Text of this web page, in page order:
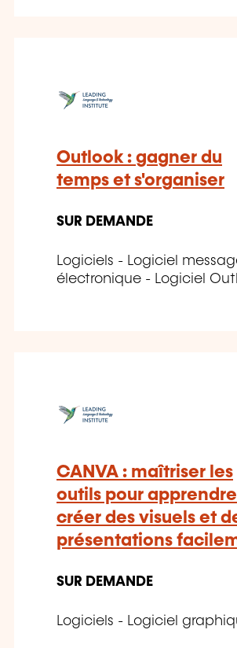
Outlook : gagner du
temps et s'organiser
SUR DEMANDE
Logiciels - Logiciel
électronique - Logiciel
CANVA : maîtriser les
outils pour
créer des visuels et
présentations
SUR DEMANDE
Logiciels - Logiciel